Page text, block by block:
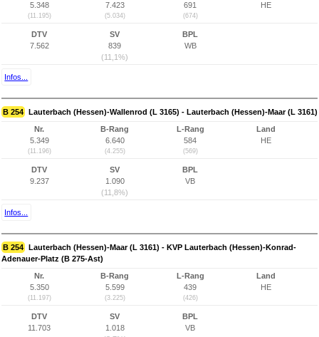
5.348
(11.195)
7.423
(5.034)
691
(674)
HE
DTV
7.562
SV
839
(11,1%)
BPL
WB
Infos...
B 254 Lauterbach (Hessen)-Wallenrod (L 3165) - Lauterbach (Hessen)-Maar (L 3161)
Nr.
5.349
(11.196)
B-Rang
6.640
(4.255)
L-Rang
584
(569)
Land
HE
DTV
9.237
SV
1.090
(11,8%)
BPL
VB
Infos...
B 254 Lauterbach (Hessen)-Maar (L 3161) - KVP Lauterbach (Hessen)-Konrad-
Adenauer-Platz (B 275-Ast)
Nr.
5.350
(11.197)
B-Rang
5.599
(3.225)
L-Rang
439
(426)
Land
HE
DTV
11.703
SV
1.018
BPL
VB